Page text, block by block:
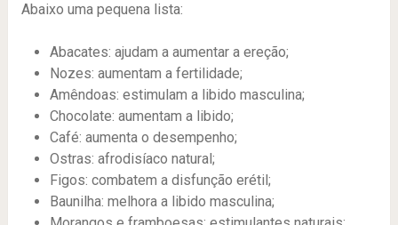
Abaixo uma pequena lista:
Abacates: ajudam a aumentar a ereção;
Nozes: aumentam a fertilidade;
Amêndoas: estimulam a libido masculina;
Chocolate: aumentam a libido;
Café: aumenta o desempenho;
Ostras: afrodisíaco natural;
Figos: combatem a disfunção erétil;
Baunilha: melhora a libido masculina;